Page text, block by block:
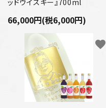
ッドウイスキー』700ml
66,000円(税6,000円)
favorite